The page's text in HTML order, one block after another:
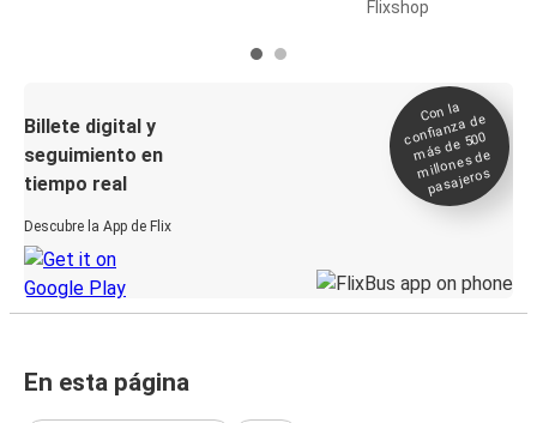
Flixshop
Billete digital y
seguimiento en
tiempo real
Descubre la App de Flix
Con la
confianza de
más de 500
millones de
pasajeros
En esta página